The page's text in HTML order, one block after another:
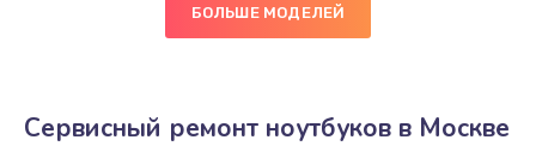
БОЛЬШЕ МОДЕЛЕЙ
Сервисный ремонт ноутбуков в Москве